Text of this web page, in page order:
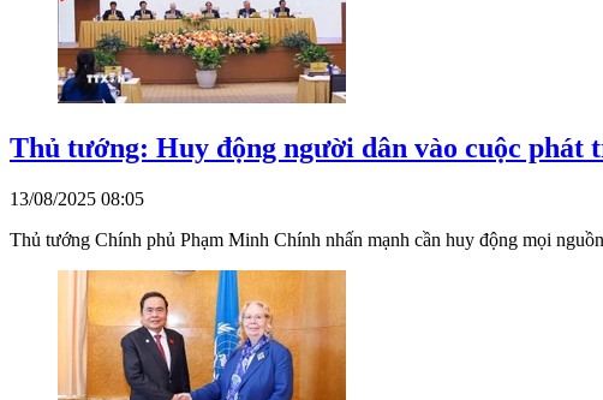
Thủ tướng: Huy động người dân vào cuộc phát
13/08/2025 08:05
Thủ tướng Chính phủ Phạm Minh Chính nhấn mạnh cần huy động mọi